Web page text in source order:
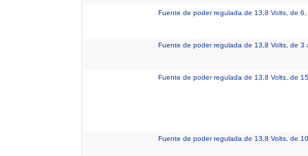
Fuente de poder regulada de 13,8 Volts, de
Fuente de poder regulada de 13,8 Volts, de 3
Fuente de poder regulada de 13,8 Volts, de
Fuente de poder regulada de 13,8 Volts, de